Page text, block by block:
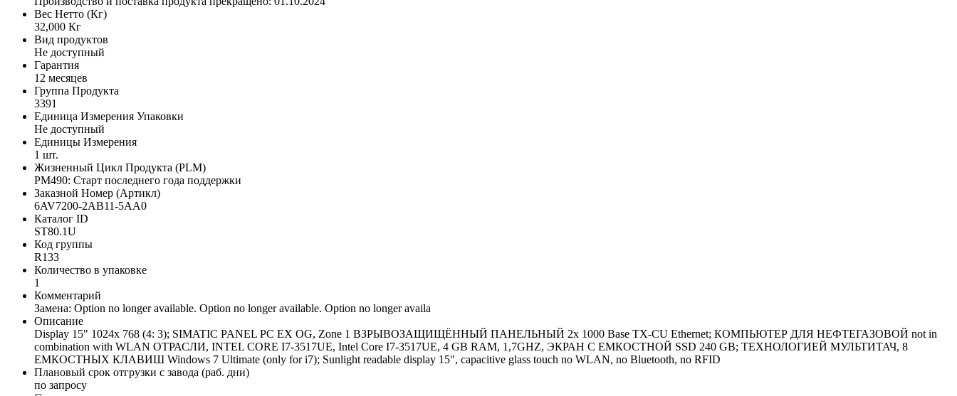
Вес Нетто (Кг)
32,000 Кг
Вид продуктов
Не доступный
Гарантия
12 месяцев
Группа Продукта
3391
Единица Измерения Упаковки
Не доступный
Единицы Измерения
1 шт.
Жизненный Цикл Продукта (PLM)
PM490: Старт последнего года поддержки
Заказной Номер (Артикл)
6AV7200-2AB11-5AA0
Каталог ID
ST80.1U
Код группы
R133
Количество в упаковке
1
Комментарий
Замена: Option no longer available. Option no longer available. Option no longer availa
Описание
Display 15" 1024x 768 (4: 3); SIMATIC PANEL PC EX OG, Zone 1 ВЗРЫВОЗАЩИЩЁННЫЙ ПАНЕЛЬНЫЙ 2x 1000 Base TX-CU Ethernet; КОМПЬЮТЕР ДЛЯ НЕФТЕГАЗОВОЙ not in
combination with WLAN ОТРАСЛИ, INTEL CORE I7-3517UE, Intel Core I7-3517UE, 4 GB RAM, 1,7GHZ, ЭКРАН С ЕМКОСТНОЙ SSD 240 GB; ТЕХНОЛОГИЕЙ МУЛЬТИТАЧ, 8
ЕМКОСТНЫХ КЛАВИШ Windows 7 Ultimate (only for i7); Sunlight readable display 15", capacitive glass touch no WLAN, no Bluetooth, no RFID
Плановый срок отгрузки с завода (раб. дни)
по запросу